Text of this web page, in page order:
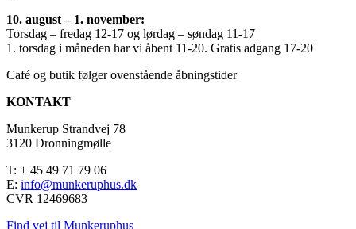
10. august – 1. november:
Torsdag – fredag 12-17 og lørdag – søndag 11-17
1. torsdag i måneden har vi åbent 11-20. Gratis adgang 17-20
Café og butik følger ovenstående åbningstider
KONTAKT
Munkerup Strandvej 78
3120 Dronningmølle
T: + 45 49 71 79 06
E: info@munkeruphus.dk
CVR 12469683
Find vej til Munkeruphus